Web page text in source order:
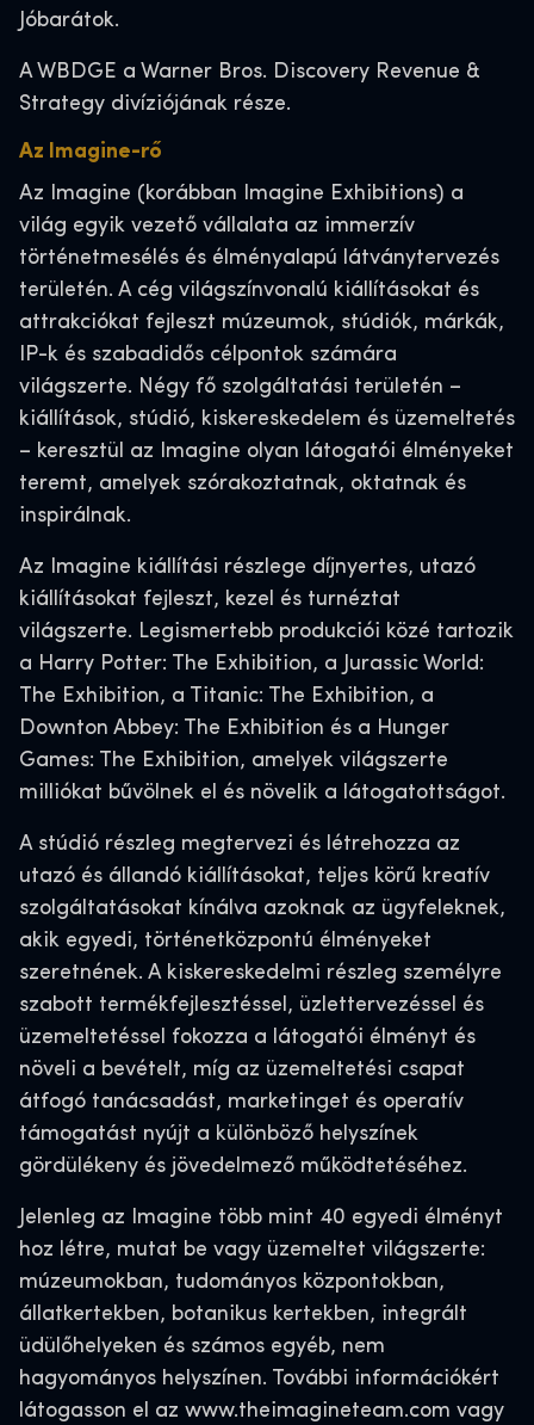
Jóbarátok.
A WBDGE a Warner Bros. Discovery Revenue &
Strategy divíziójának része.
Az Imagine-rő
Az Imagine (korábban Imagine Exhibitions) a
világ egyik vezető vállalata az immerzív
történetmesélés és élményalapú látványtervezés
területén. A cég világszínvonalú kiállításokat és
attrakciókat fejleszt múzeumok, stúdiók, márkák,
IP-k és szabadidős célpontok számára
világszerte. Négy fő szolgáltatási területén –
kiállítások, stúdió, kiskereskedelem és üzemeltetés
– keresztül az Imagine olyan látogatói élményeket
teremt, amelyek szórakoztatnak, oktatnak és
inspirálnak.
Az Imagine kiállítási részlege díjnyertes, utazó
kiállításokat fejleszt, kezel és turnéztat
világszerte. Legismertebb produkciói közé tartozik
a Harry Potter: The Exhibition, a Jurassic World:
The Exhibition, a Titanic: The Exhibition, a
Downton Abbey: The Exhibition és a Hunger
Games: The Exhibition, amelyek világszerte
milliókat bűvölnek el és növelik a látogatottságot.
A stúdió részleg megtervezi és létrehozza az
utazó és állandó kiállításokat, teljes körű kreatív
szolgáltatásokat kínálva azoknak az ügyfeleknek,
akik egyedi, történetközpontú élményeket
szeretnének. A kiskereskedelmi részleg személyre
szabott termékfejlesztéssel, üzlettervezéssel és
üzemeltetéssel fokozza a látogatói élményt és
növeli a bevételt, míg az üzemeltetési csapat
átfogó tanácsadást, marketinget és operatív
támogatást nyújt a különböző helyszínek
gördülékeny és jövedelmező működtetéséhez.
Jelenleg az Imagine több mint 40 egyedi élményt
hoz létre, mutat be vagy üzemeltet világszerte:
múzeumokban, tudományos központokban,
állatkertekben, botanikus kertekben, integrált
üdülőhelyeken és számos egyéb, nem
hagyományos helyszínen. További információkért
látogasson el az www.theimagineteam.com vagy